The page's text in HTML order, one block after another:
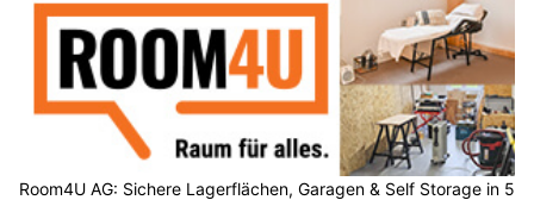
Room4U AG: Sichere Lagerflächen, Garagen & Self Storage in 5